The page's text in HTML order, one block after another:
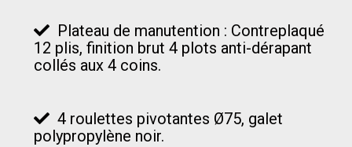
Plateau de manutention : Contreplaqué
12 plis, finition brut 4 plots anti-dérapant
collés aux 4 coins.
4 roulettes pivotantes Ø75, galet
polypropylène noir.